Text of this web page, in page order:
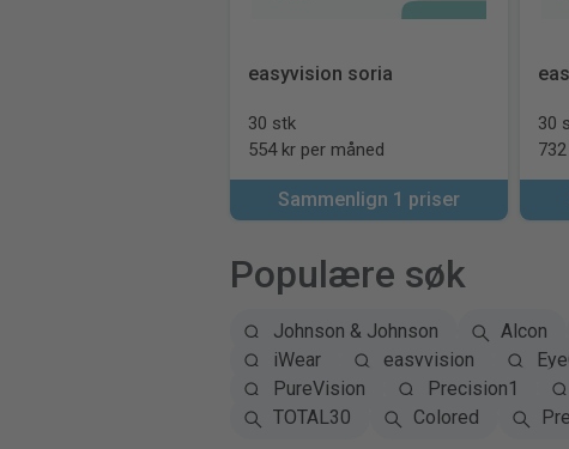
easyvision soria
30 stk
554 kr per måned
Sammenlign 1 priser
30
Populære søk
Johnson & Johnson Alcon
iWear
easyvision
PureVision
Precision1
TOTAL30
Colored